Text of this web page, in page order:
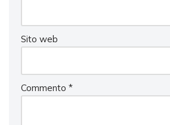
Sito web
Commento *